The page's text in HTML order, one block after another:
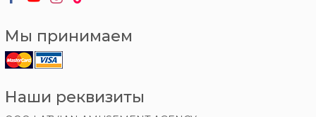
Мы принимаем
Наши реквизиты